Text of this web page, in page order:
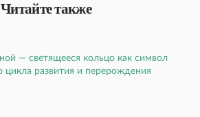
Читайте также